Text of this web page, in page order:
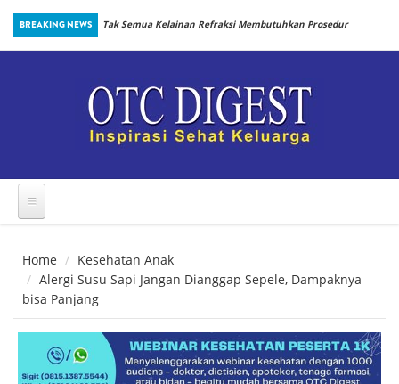
Skip to main content
BREAKING NEWS
Tak Semua Kelainan Refraksi Membutuhkan Prosedur
Penting: Perlindungan Terhadap Dengue saat Anak
Home
Kesehatan Anak
Alergi Susu Sapi Jangan Dianggap Sepele, Dampaknya
bisa Panjang